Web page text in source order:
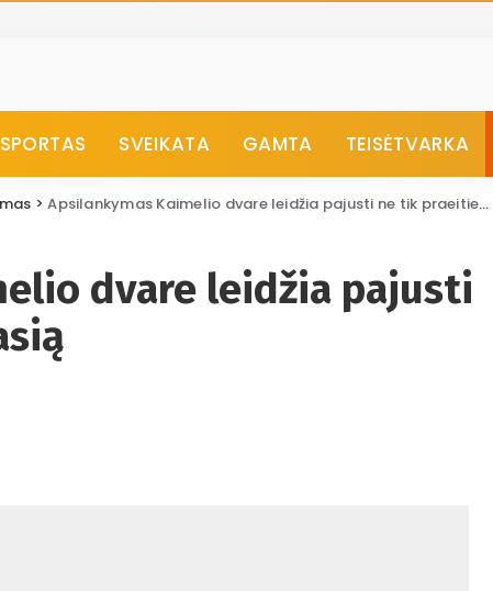
SPORTAS SVEIKATA GAMTA TEISĖTVARKA
>Apsilankymas Kaimelio dvare leidžia pajusti ne tik praeities dvasią
dvare leidžia pajusti